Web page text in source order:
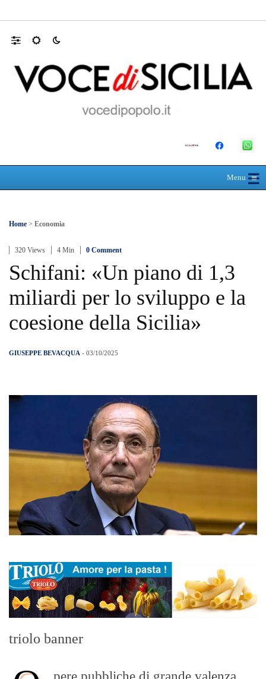
Menu≡
☰
Home > Economia
320 Views 4 Min 0 Comment
Schifani: «Un piano di 1,3
miliardi per lo sviluppo e la
coesione della Sicilia»
GIUSEPPE BEVACQUA - 03/10/2025
triolo banner